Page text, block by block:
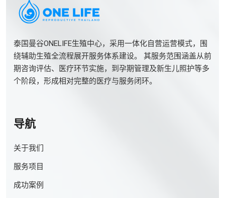
泰国曼谷ONELIFE生殖中心，采用一体化自营运营模式，围
绕辅助生殖全流程展开服务体系建设。 其服务范围涵盖从前
期咨询评估、医疗环节实施，到孕期管理及新生儿照护等多
个阶段，形成相对完整的医疗与服务闭环。
导航
关于我们
服务项目
成功案例